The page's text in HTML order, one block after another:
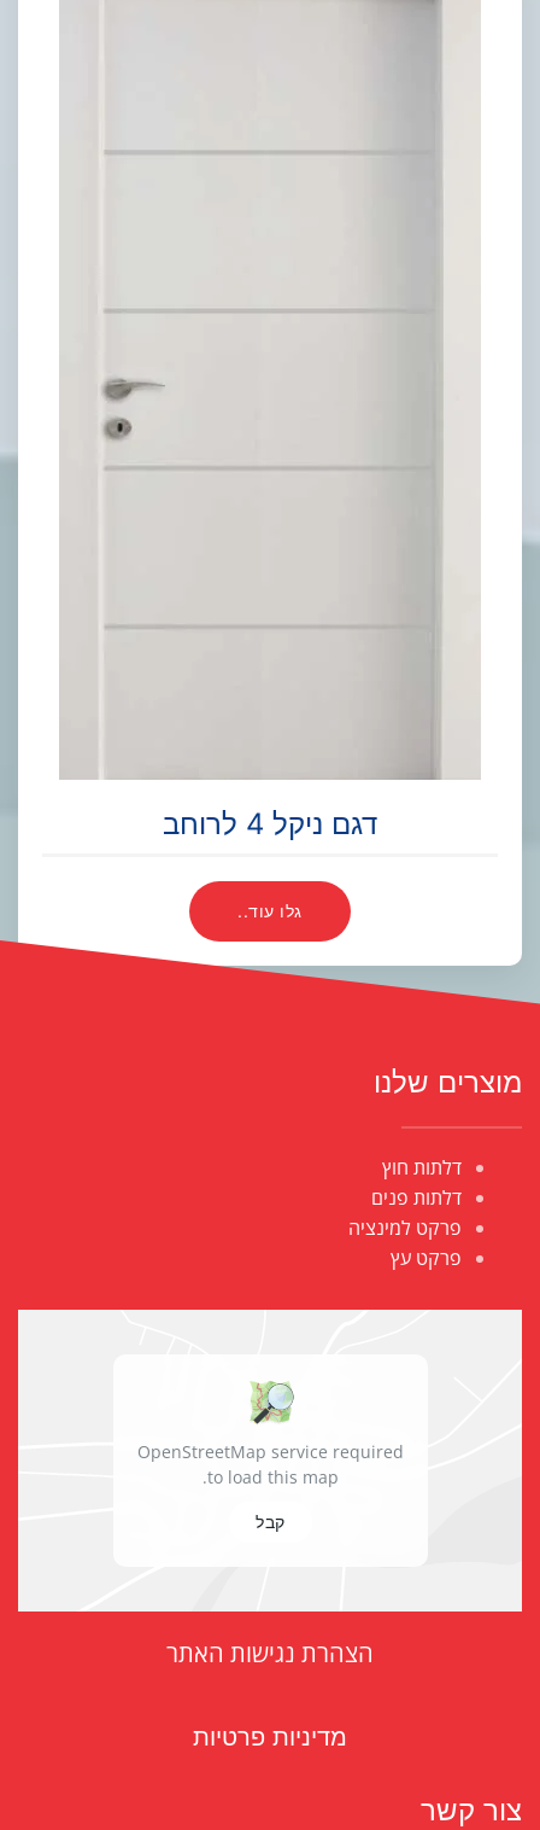
דגם ניקל 4 לרוחב
גלו עוד..
מוצרים שלנו
דלתות חוץ
דלתות פנים
פרקט למינציה
פרקט עץ
OpenStreetMap service required
to load this map.
קבל
הצהרת נגישות האתר
מדיניות פרטיות
צור קשר